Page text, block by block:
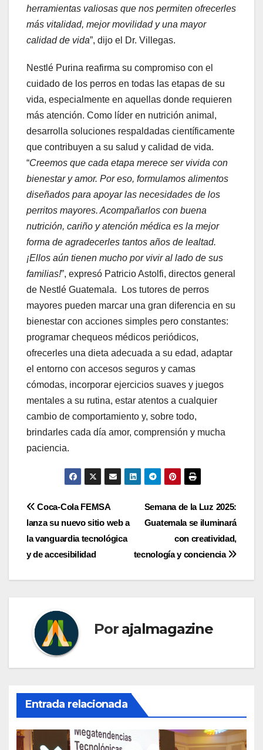
herramientas valiosas que nos permiten ofrecerles
más vitalidad, mejor movilidad y una mayor
calidad de vida”, dijo el Dr. Villegas.
Nestlé Purina reafirma su compromiso con el
cuidado de los perros en todas las etapas de su
vida, especialmente en aquellas donde requieren
más atención. Como líder en nutrición animal,
desarrolla soluciones respaldadas científicamente
que contribuyen a su salud y calidad de vida.
“Creemos que cada etapa merece ser vivida con
bienestar y amor. Por eso, formulamos alimentos
diseñados para apoyar las necesidades de los
perritos mayores. Acompañarlos con buena
nutrición, cariño y atención médica es la mejor
forma de agradecerles tantos años de lealtad.
¡Ellos aún tienen mucho por vivir al lado de sus
familias!”, expresó Patricio Astolfi, directos general
de Nestlé Guatemala. Los tutores de perros
mayores pueden marcar una gran diferencia en su
bienestar con acciones simples pero constantes:
programar chequeos médicos periódicos,
ofrecerles una dieta adecuada a su edad, adaptar
el entorno con accesos seguros y camas
cómodas, incorporar ejercicios suaves y juegos
mentales a su rutina, estar atentos a cualquier
cambio de comportamiento y, sobre todo,
brindarles cada día amor, comprensión y mucha
paciencia.
Navegación
de
entradas
Semana de la Luz 2025:
Guatemala se iluminará
con creatividad,
tecnología y conciencia
Coca-Cola FEMSA
lanza su nuevo sitio web a
la vanguardia tecnológica
y de accesibilidad
Por ajalmagazine
Entrada relacionada